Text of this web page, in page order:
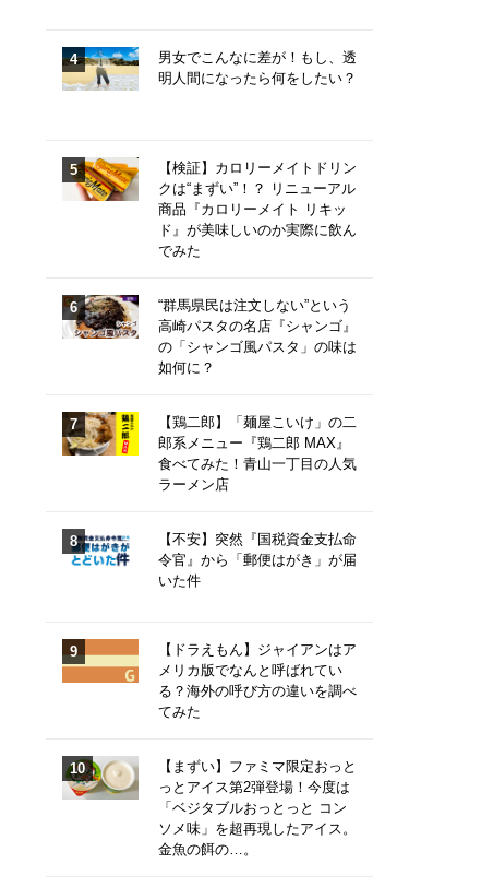
男女でこんなに差が！もし、透
明人間になったら何をしたい？
【検証】カロリーメイトドリン
クは“まずい”！？ リニューアル
商品『カロリーメイト リキッ
ド』が美味しいのか実際に飲ん
でみた
“群馬県民は注文しない”という
高崎パスタの名店『シャンゴ』
の「シャンゴ風パスタ」の味は
如何に？
【鶏二郎】「麺屋こいけ」の二
郎系メニュー『鶏二郎 MAX』
食べてみた！青山一丁目の人気
ラーメン店
【不安】突然『国税資金支払命
令官』から「郵便はがき」が届
いた件
【ドラえもん】ジャイアンはア
メリカ版でなんと呼ばれてい
る？海外の呼び方の違いを調べ
てみた
【まずい】ファミマ限定おっと
っとアイス第2弾登場！今度は
「ベジタブルおっとっと コン
ソメ味」を超再現したアイス。
金魚の餌の…。